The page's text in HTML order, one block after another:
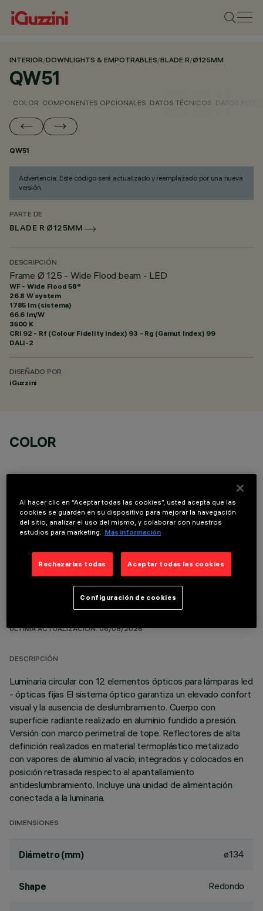
INTERIOR/DOWNLIGHTS & EMPOTRABLES/BLADE R/Ø125MM
QW51
COLOR COMPONENTES OPCIONALES DATOS TÉCNICOS DATOS
QW51
Advertencia: Este código será actualizado y reemplazado por una nueva
versión.
PARTE DE
BLADE R Ø125MM
DESCRIPCIÓN
Frame Ø 125 - Wide Flood beam - LED
WF - Wide Flood 58°
26.8 W system
1785 lm (sistema)
66.6 lm/W
3500 K
CRI 92 - Rf (Colour Fidelity Index) 93 - Rg (Gamut Index) 99
DALI-2
DISEÑADO POR
iGuzzini
COLOR
COMPONENTES OPCIONALES
DATOS TÉCNICOS
ÚLTIMA ACTUALIZACIÓN: 06/08/2026
DESCRIPCIÓN
Luminaria circular con 12 elementos ópticos para lámparas led
- ópticas fijas El sistema óptico garantiza un elevado confort
visual y la ausencia de deslumbramiento. Cuerpo con
superficie radiante realizado en aluminio fundido a presión.
Versión con marco perimetral de tope. Reflectores de alta
definición realizados en material termoplástico metalizado
con vapores de aluminio al vacío, integrados y colocados en
posición retrasada respecto al apantallamiento
antideslumbramiento. Incluye una unidad de alimentación
conectada a la luminaria.
DIMENSIONES
Diámetro (mm) ø134
Shape Redondo
Al hacer clic en “Aceptar todas las cookies”, usted acepta que las
cookies se guarden en su dispositivo para mejorar la navegación
del sitio, analizar el uso del mismo, y colaborar con nuestros
estudios para marketing.
Más información
Rechazarlas todas Aceptar todas las cookies
Configuración de cookies